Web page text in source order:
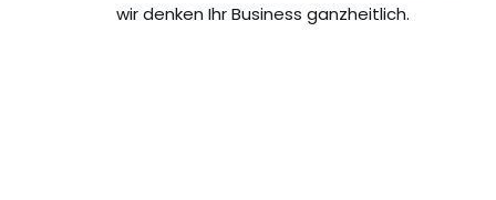
wir denken Ihr Business ganzheitlich.